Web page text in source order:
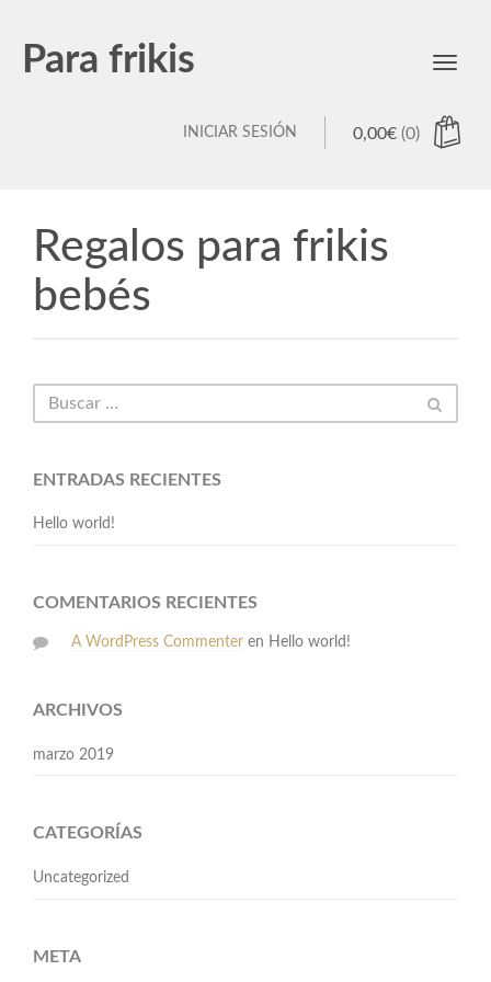
Para frikis
Toggle
0,00€ (0)
INICIAR SESIÓN
Regalos para frikis
bebés
ENTRADAS RECIENTES
Hello world!
COMENTARIOS RECIENTES
A WordPress Commenter en Hello world!
ARCHIVOS
marzo 2019
CATEGORÍAS
Uncategorized
META